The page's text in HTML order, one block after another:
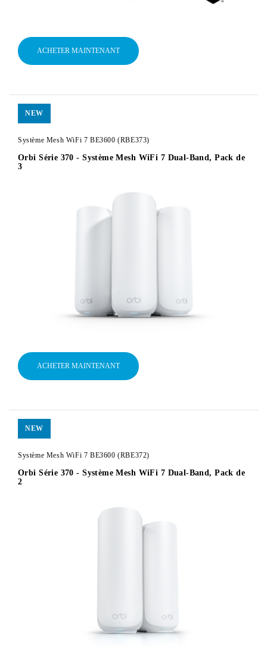
ACHETER MAINTENANT
NEW
Système Mesh WiFi 7 BE3600 (RBE373)
Orbi Série 370 - Système Mesh WiFi 7 Dual-Band, Pack de
3
ACHETER MAINTENANT
NEW
Système Mesh WiFi 7 BE3600 (RBE372)
Orbi Série 370 - Système Mesh WiFi 7 Dual-Band, Pack de
2